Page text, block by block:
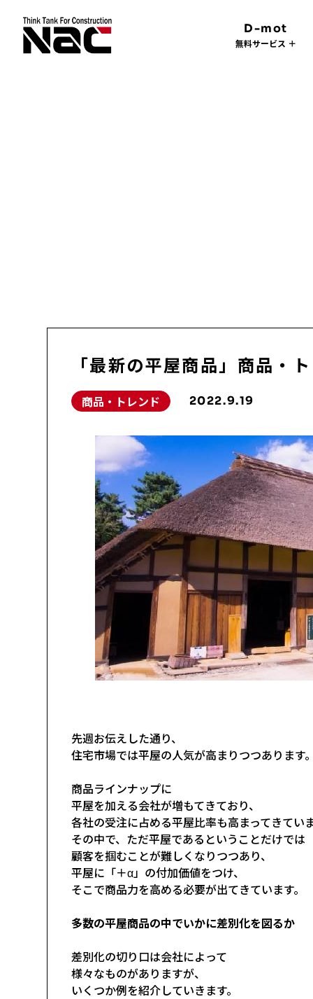
D-mot
無料サービス ＋
「最新の平屋商品」商品・
商品・トレンド 2022.9.19
先週お伝えした通り、
住宅市場では平屋の人気が高まりつつあります
商品ラインナップに
平屋を加える会社が増もてきており、
各社の受注に占める平屋比率も高まってきてい
その中で、ただ平屋であるということだけでは
顧客を掴むことが難しくなりつつあり、
平屋に「＋α」の付加価値をつけ、
そこで商品力を高める必要が出てきています。
多数の平屋商品の中でいかに差別化を図るか
差別化の切り口は会社によって
様々なものがありますが、
いくつか例を紹介していきます。